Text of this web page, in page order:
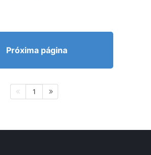
Próxima página
1